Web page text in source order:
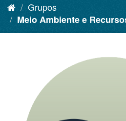
Grupos
Meio Ambiente e